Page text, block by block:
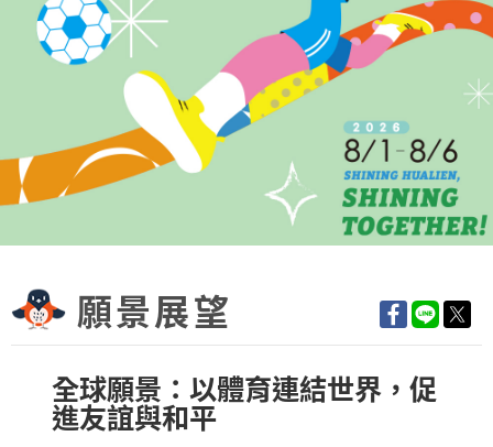
願景展望
全球願景：以體育連結世界，促
進友誼與和平